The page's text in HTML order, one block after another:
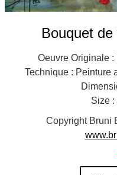
Bouquet
Oeuvre Originale
Technique : Peinture
Size :
Copyright Bruni